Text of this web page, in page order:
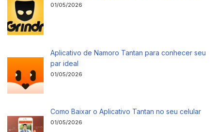
01/05/2026
Aplicativo de Namoro Tantan para conhecer seu
par ideal
01/05/2026
Como Baixar o Aplicativo Tantan no seu celular
01/05/2026